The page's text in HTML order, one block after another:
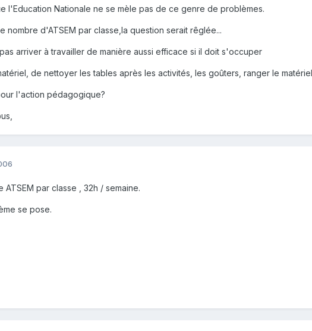
l'Education Nationale ne se mèle pas de ce genre de problèmes.
nombre d'ATSEM par classe,la question serait rêglée...
arriver à travailler de manière aussi efficace si il doit s'occuper
de nettoyer les tables après les activités, les goûters, ranger le
l'action pédagogique?
ATSEM par classe , 32h / semaine.
se pose.